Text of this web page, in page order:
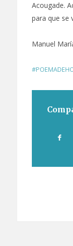
Acougade.
para que se
Manuel